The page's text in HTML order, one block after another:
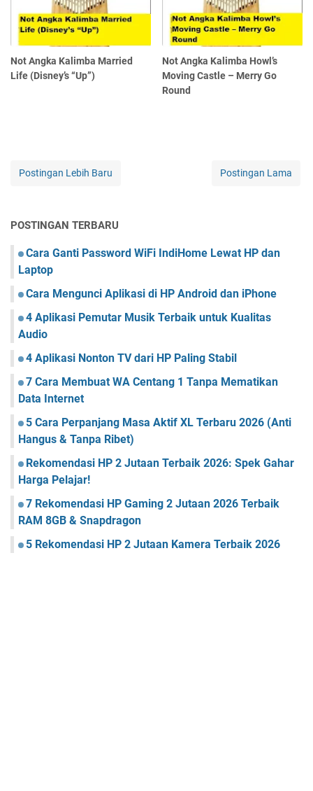
Not Angka Kalimba Married
Life (Disney’s “Up”)
Not Angka Kalimba Howl’s
Moving Castle – Merry Go
Round
Postingan Lebih Baru Postingan Lama
POSTINGAN TERBARU
Cara Ganti Password WiFi IndiHome Lewat HP dan
Laptop
Cara Mengunci Aplikasi di HP Android dan iPhone
4 Aplikasi Pemutar Musik Terbaik untuk Kualitas
Audio
4 Aplikasi Nonton TV dari HP Paling Stabil
7 Cara Membuat WA Centang 1 Tanpa Mematikan
Data Internet
5 Cara Perpanjang Masa Aktif XL Terbaru 2026 (Anti
Hangus & Tanpa Ribet)
Rekomendasi HP 2 Jutaan Terbaik 2026: Spek Gahar
Harga Pelajar!
7 Rekomendasi HP Gaming 2 Jutaan 2026 Terbaik
RAM 8GB & Snapdragon
5 Rekomendasi HP 2 Jutaan Kamera Terbaik 2026